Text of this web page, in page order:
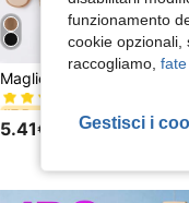
#7 Bestseller
#7 Bestseller
(100+)
#7 Bestseller
(100+)
#7 Bestseller
5.41€
funzionamento
cookie opzionali,
raccogliamo,
Gestisci i